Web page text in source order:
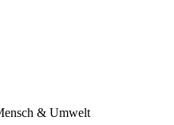
& Umwelt